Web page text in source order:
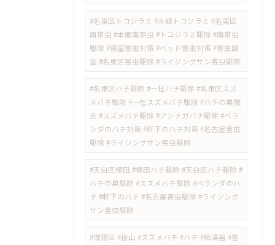
#名東区トコジラミ #本郷トコジラミ #名東区
南京虫 #本郷南京虫 #トコジラミ駆除 #南京虫
駆除 #寝室害虫対策 #ベッド害虫対策 #害虫調
査 #名東区害虫駆除 #ライジングサン害虫駆除
#名東区ハチ駆除 #一社ハチ駆除 #名東区スズ
メバチ駆除 #一社スズメバチ駆除 #ハチの巣撤
去 #スズメバチ駆除 #アシナガバチ駆除 #ベラ
ンダのハチ対策 #軒下のハチ対策 #名古屋害虫
駆除 #ライジングサン害虫駆除
#天白区植田 #植田ハチ駆除 #天白区ハチ駆除 #
ハチの巣駆除 #スズメバチ駆除 #ベランダのハ
チ #軒下のハチ #名古屋害虫駆除 #ライジング
サン害虫駆除
#瑞穂区 #桜山 #スズメバチ #ハチ #給湯器 #害